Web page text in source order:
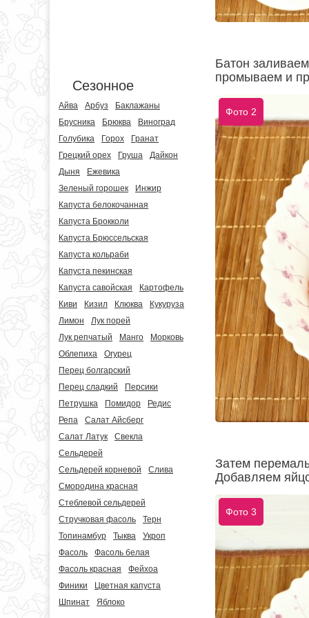
Сезонное
Айва Арбуз
Баклажаны
Брусника
Брюква
Виноград
Голубика
Горох
Гранат
Грецкий орех
Груша
Дайкон
Дыня
Ежевика
Зеленый горошек
Инжир
Капуста белокочанная
Капуста Брокколи
Капуста Брюссельская
Капуста кольраби
Капуста пекинская
Капуста савойская
Картофель
Киви
Кизил Клюква
Кукуруза
Лимон
Лук порей
Лук репчатый
Манго
Морковь
Облепиха
Огурец
Перец болгарский
Перец сладкий
Персики
Петрушка
Помидор
Редис
Репа
Салат Айсберг
Салат Латук
Свекла
Сельдерей
Сельдерей корневой
Слива
Смородина красная
Стеблевой сельдерей
Стручковая фасоль
Терн
Топинамбур
Тыква
Укроп
Фасоль
Фасоль белая
Фасоль красная
Фейхоа
Финики
Цветная капуста
Шпинат
Яблоко
Батон
промываем и
Фото 2
Затем
Добавляем
Фото 3